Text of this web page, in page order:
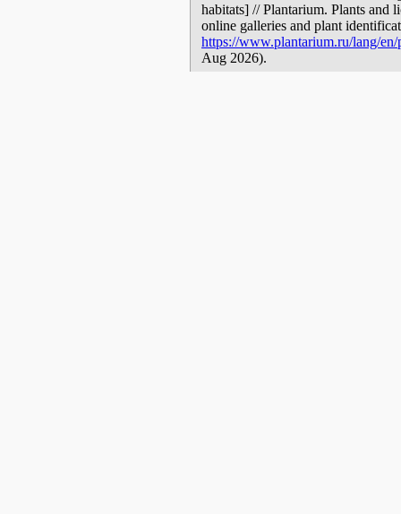
habitats] // Plantarium. Plants and
online galleries and plant
https://www.plantarium.ru/lang/
Aug 2026).